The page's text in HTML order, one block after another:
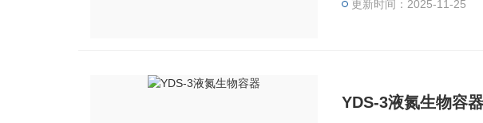
更新时间：2025-11-25
YDS-3液氮生物容器